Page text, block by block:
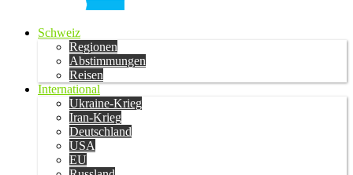
Schweiz
Regionen
Abstimmungen
Reisen
International
Ukraine-Krieg
Iran-Krieg
Deutschland
USA
EU